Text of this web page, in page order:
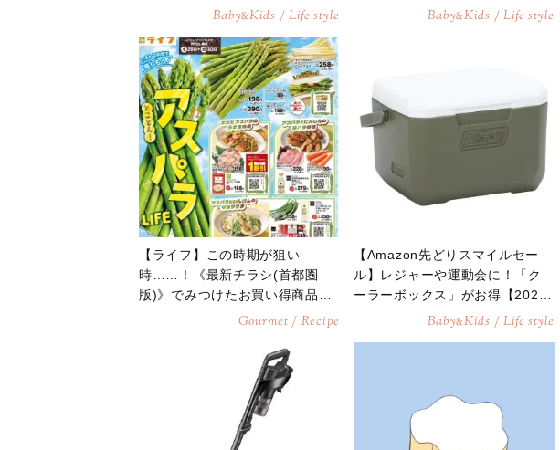
Baby&Kids / Life style Baby&Kids / Life style
【ライフ】この時期が狙い
時……！《最新チラシ(首都圏
版)》でみつけたお買い得商品4
Gourmet / Recipe
【Amazon先どりスマイルセー
ル】レジャーや運動会に！「ク
ーラーボックス」がお得【2025
年5月28日】Baby&Kids / Life style